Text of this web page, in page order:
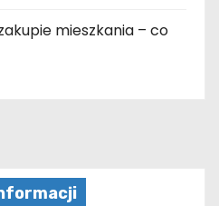
mieszkania – co